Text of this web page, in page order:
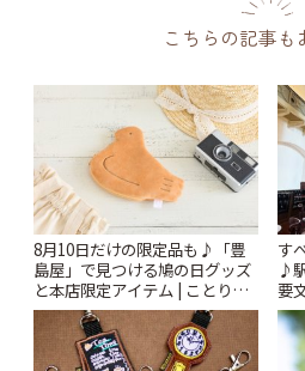
こちらの記事も
8月10日だけの限定品も♪「豊
島屋」で見つける鳩の日グッズ
と本店限定アイテム | ことりっ
ぷ
す
♪
要
札
りっ